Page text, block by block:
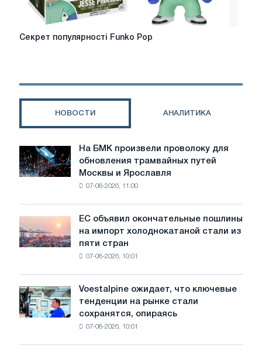
Секрет
Секрет популярності Funko Pop
НОВОСТИ АНАЛИТИКА
На
БМК
произвели
трамвайных
путей
Ярославля
На БМК произвели проволоку для
обновления трамвайных путей
Москвы и Ярославля
07-08-2026, 11:00
объявил
окончательные
холоднокатаной
стали
стран
ЕС объявил окончательные пошлины
на импорт холоднокатаной стали из
пяти стран
07-08-2026, 10:01
Voestalpine
ожидает,
что
Voestalpine ожидает, что ключевые
тенденции на рынке стали
сохранятся, опираясь
07-08-2026, 10:01